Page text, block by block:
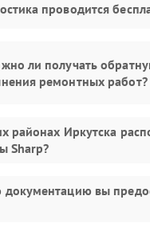
проводится
ли получать
ремонтных работ?
районах Иркутска
Sharp?
документацию вы